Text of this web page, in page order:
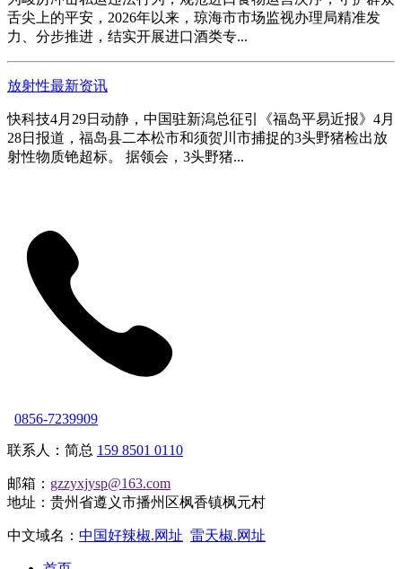
舌尖上的平安，2026年以来，琼海市市场监视办理局精准发
力、分步推进，结实开展进口酒类专...
放射性最新资讯
快科技4月29日动静，中国驻新潟总征引《福岛平易近报》4月
28日报道，福岛县二本松市和须贺川市捕捉的3头野猪检出放
射性物质铯超标。 据领会，3头野猪...
0856-7239909
联系人：简总 159 8501 0110
邮箱： gzzyxjysp@163.com
地址：贵州省遵义市播州区枫香镇枫元村
中文域名： 中国好辣椒.网址 雷天椒.网址